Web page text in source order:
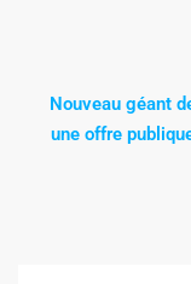
Nouveau géant
une offre